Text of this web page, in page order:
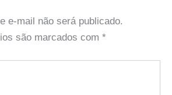
e-mail não será publicado.
são marcados com *